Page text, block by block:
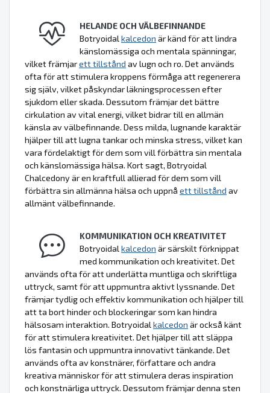
HELANDE OCH VÄLBEFINNANDE
Botryoidalkalcedon är känd för att lindra
känslomässiga och mentala spänningar,
vilket främjarett tillstånd av lugn och ro. Det används
ofta för att stimulera kroppens förmåga att regenerera
sig själv, vilket påskyndar läkningsprocessen efter
sjukdom eller skada. Dessutom främjar det bättre
cirkulation av vital energi, vilket bidrar till en allmän
känsla av välbefinnande. Dess milda, lugnande karaktär
hjälper till att lugna tankar och minska stress, vilket kan
vara fördelaktigt för dem som vill förbättra sin mentala
och känslomässiga hälsa. Kort sagt, Botryoidal
Chalcedony är en kraftfull allierad för dem som vill
förbättra sin allmänna hälsa och uppnå ett tillstånd av
allmänt välbefinnande.
KOMMUNIKATION OCH KREATIVITET
Botryoidalkalcedon är särskilt förknippat
med kommunikation och kreativitet. Det
används ofta för att underlätta muntliga och skriftliga
uttryck, samt för att uppmuntra aktivt lyssnande. Det
främjar tydlig och effektiv kommunikation och hjälper till
att ta bort hinder och blockeringar som kan hindra
hälsosam interaktion. Botryoidalkalcedon är också känt
för att stimulera kreativitet. Det hjälper till att släppa
lös fantasin och uppmuntra innovativt tänkande. Det
används ofta av konstnärer, författare och andra
kreativa människor för att stimulera deras inspiration
och konstnärliga uttryck. Dessutom främjar denna sten